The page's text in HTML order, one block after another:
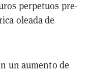
perpetuos pre-
oleada de
un aumento de